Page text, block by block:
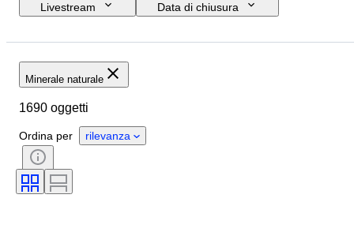
Livestream
Data di chiusura
Minerale
Minerale naturale
1690 oggetti
Ordina per rilevanza